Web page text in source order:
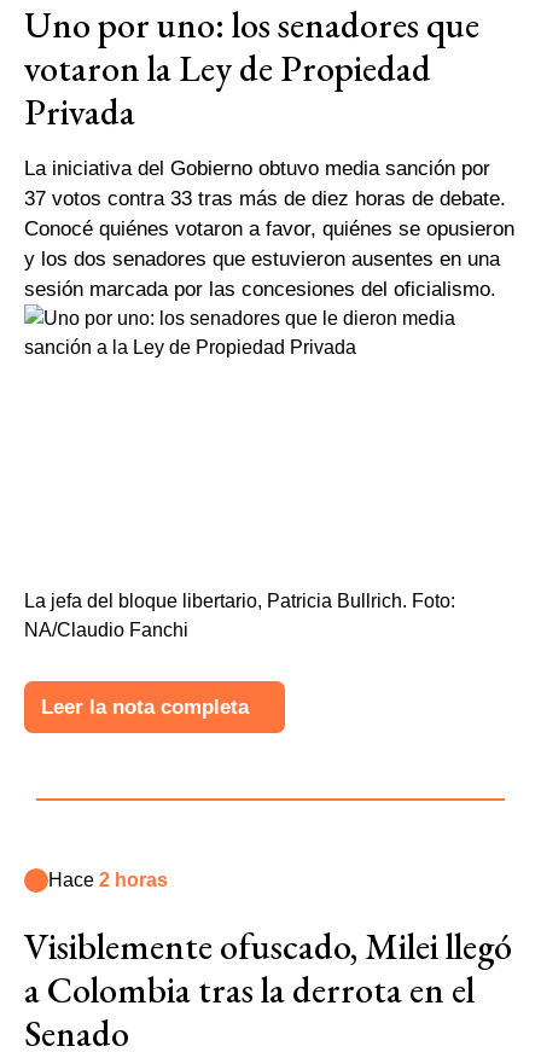
Uno por uno: los senadores que
votaron la Ley de Propiedad
Privada
La iniciativa del Gobierno obtuvo media sanción por
37 votos contra 33 tras más de diez horas de debate.
Conocé quiénes votaron a favor, quiénes se opusieron
y los dos senadores que estuvieron ausentes en una
sesión marcada por las concesiones del oficialismo.
La jefa del bloque libertario, Patricia Bullrich. Foto:
NA/Claudio Fanchi
Leer la nota completa
Hace 2 horas
Visiblemente ofuscado, Milei llegó
a Colombia tras la derrota en el
Senado